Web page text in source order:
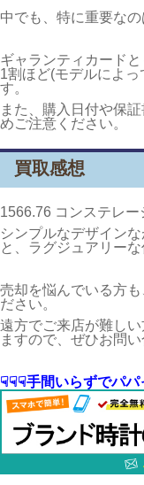
中でも、特に重要な
ギャランティカード
1割ほど(モデルによ
す。
また、購入日付や保
めご注意ください。
買取感想
1566.76 コンステレー
シンプルなデザイン
と、ラグジュアリー
売却を悩んでいる方
ださい。
遠方でご来店が難し
ますので、ぜひお問い
☟☟☟手間いらずでパ